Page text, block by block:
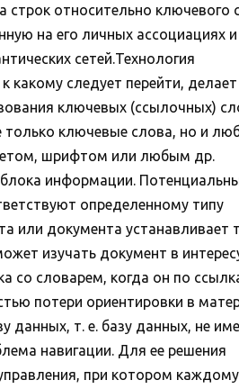
строк относительно ключевого
на его личных ассоциациях и
сетей.Технология
какому следует перейти,
ключевых (ссылочных)
только ключевые слова, но и
шрифтом или любым др.
информации.
определенному типу
или документа устанавливает
изучать документ в
со словарем, когда он по
потери ориентировки в
данных, т. е. базу данных, не
навигации. Для ее решения
при котором